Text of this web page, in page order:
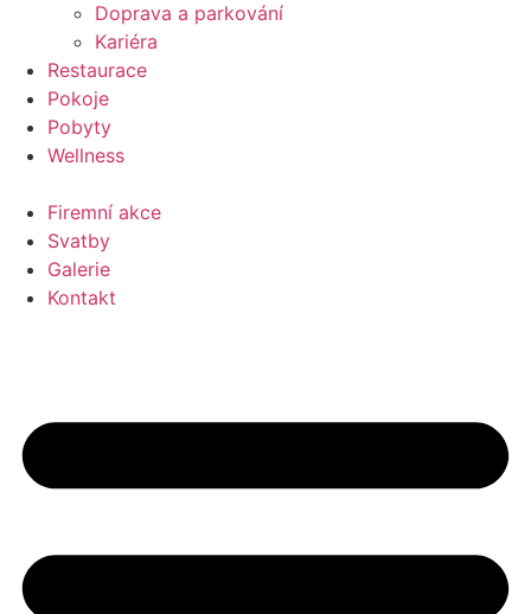
Doprava a parkování
Kariéra
Restaurace
Pokoje
Pobyty
Wellness
Firemní akce
Svatby
Galerie
Kontakt